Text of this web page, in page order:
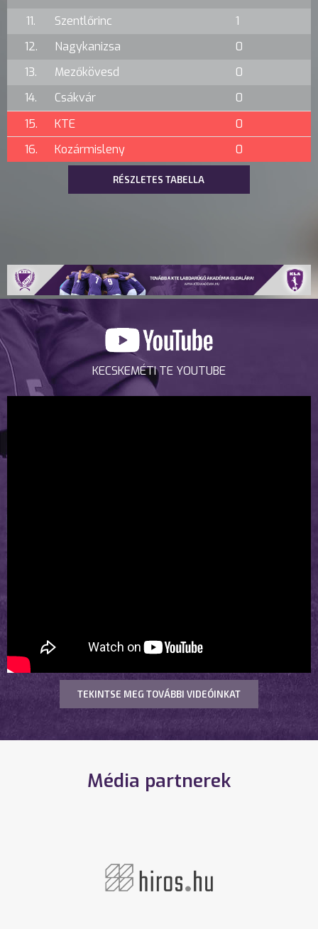
11.
Szentlőrinc
1
12.
Nagykanizsa
0
13.
Mezőkövesd
0
14.
Csákvár
0
15.
KTE
0
16.
Kozármisleny 0
RÉSZLETES TABELLA
KECSKEMÉTI TE YOUTUBE
TEKINTSE MEG TOVÁBBI VIDEÓINKAT
Média partnerek